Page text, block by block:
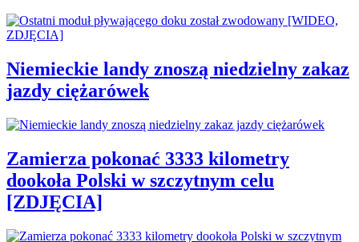
Niemieckie landy znoszą niedzielny zakaz
jazdy ciężarówek
Zamierza pokonać 3333 kilometry
dookoła Polski w szczytnym celu
[ZDJĘCIA]